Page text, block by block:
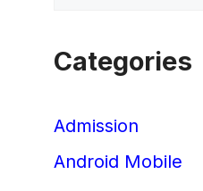
Categories
Admission
Android Mobile